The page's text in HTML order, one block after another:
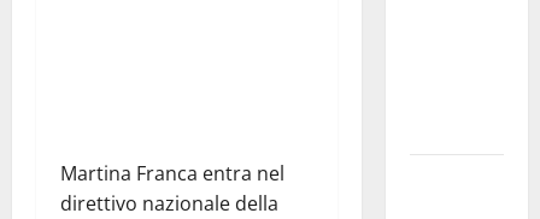
Martina Franca entra nel
direttivo nazionale della